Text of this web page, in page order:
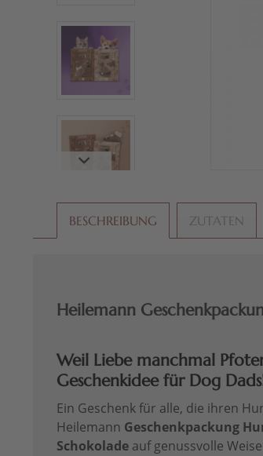
BESCHREIBUNG ZUTATEN
Heilemann
Weil Liebe manchmal
Geschenkidee für Dog
Ein Geschenk für alle, die ihren
Heilemann Geschenkpackung
Schokolade auf genussvolle